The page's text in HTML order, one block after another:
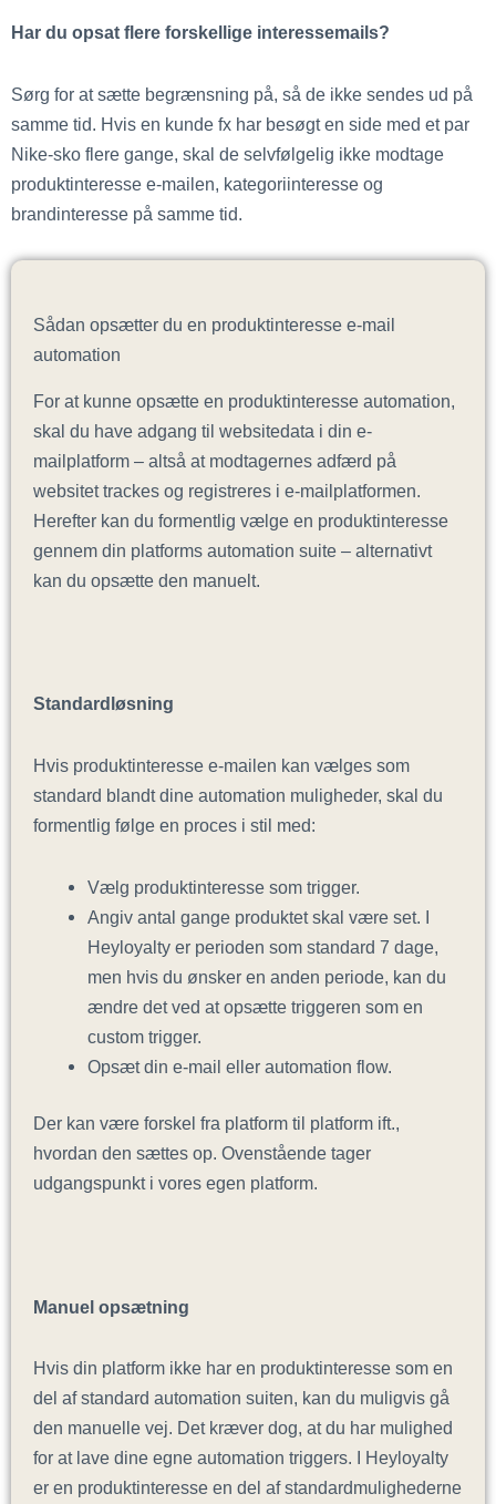
Har du opsat flere forskellige interessemails?
Sørg for at sætte begrænsning på, så de ikke sendes ud på
samme tid. Hvis en kunde fx har besøgt en side med et par
Nike-sko flere gange, skal de selvfølgelig ikke modtage
produktinteresse e-mailen, kategoriinteresse og
brandinteresse på samme tid.
Sådan opsætter du en produktinteresse e-mail
automation
For at kunne opsætte en produktinteresse automation,
skal du have adgang til websitedata i din e-
mailplatform – altså at modtagernes adfærd på
websitet trackes og registreres i e-mailplatformen.
Herefter kan du formentlig vælge en produktinteresse
gennem din platforms automation suite – alternativt
kan du opsætte den manuelt.
Standardløsning
Hvis produktinteresse e-mailen kan vælges som
standard blandt dine automation muligheder, skal du
formentlig følge en proces i stil med:
Vælg produktinteresse som trigger.
Angiv antal gange produktet skal være set. I
Heyloyalty er perioden som standard 7 dage,
men hvis du ønsker en anden periode, kan du
ændre det ved at opsætte triggeren som en
custom trigger.
Opsæt din e-mail eller automation flow.
Der kan være forskel fra platform til platform ift.,
hvordan den sættes op. Ovenstående tager
udgangspunkt i vores egen platform.
Manuel opsætning
Hvis din platform ikke har en produktinteresse som en
del af standard automation suiten, kan du muligvis gå
den manuelle vej. Det kræver dog, at du har mulighed
for at lave dine egne automation triggers. I Heyloyalty
er en produktinteresse en del af standardmulighederne